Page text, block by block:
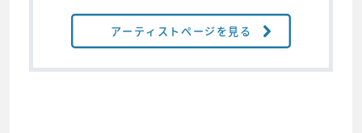
アーティストページを見る